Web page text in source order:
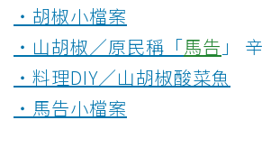
‧胡椒小檔案
‧山胡椒／原民稱「馬告 」
‧料理DIY／山胡椒酸菜魚
‧馬告小檔案